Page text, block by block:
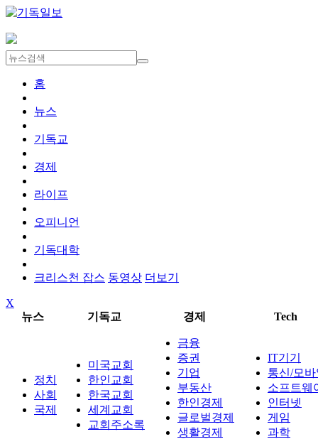
홈
뉴스
기독교
경제
라이프
오피니언
기독대학
크리스천 잡스 동영상 더보기
X
뉴스
기독교 경제 Tech
정치
사회
국제
미국교회
한인교회
한국교회
세계교회
교회주소록
금융
증권
기업
부동산
한인경제
글로벌경제
생활경제
IT기기
통신/모
소프트웨
인터넷
게임
과학